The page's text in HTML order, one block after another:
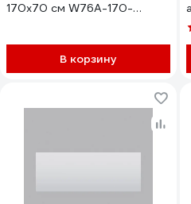
170х70 см W76A-170-
В корзину